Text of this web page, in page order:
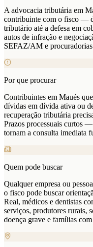
A advocacia tributária em
contribuinte com o fisco —
tributário até a defesa em
autos de infração e
SEFAZ/AM e
Por que procurar
Contribuintes em Maués
dívidas em dívida ativa ou
recuperação tributária
Prazos processuais curtos
tornam a consulta imediata
Quem pode buscar
Qualquer empresa ou
o fisco pode buscar
Real, médicos e dentistas
serviços, produtores rurais,
doença grave e famílias